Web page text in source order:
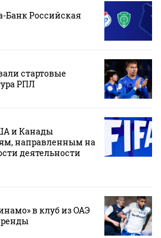
Банк Российская
стартовые
РПЛ
и Канады
направленным на
деятельности
в клуб из ОАЭ